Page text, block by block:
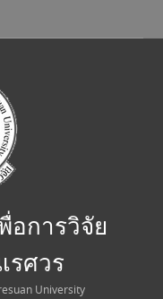
อการวิจัย
รศวร
University